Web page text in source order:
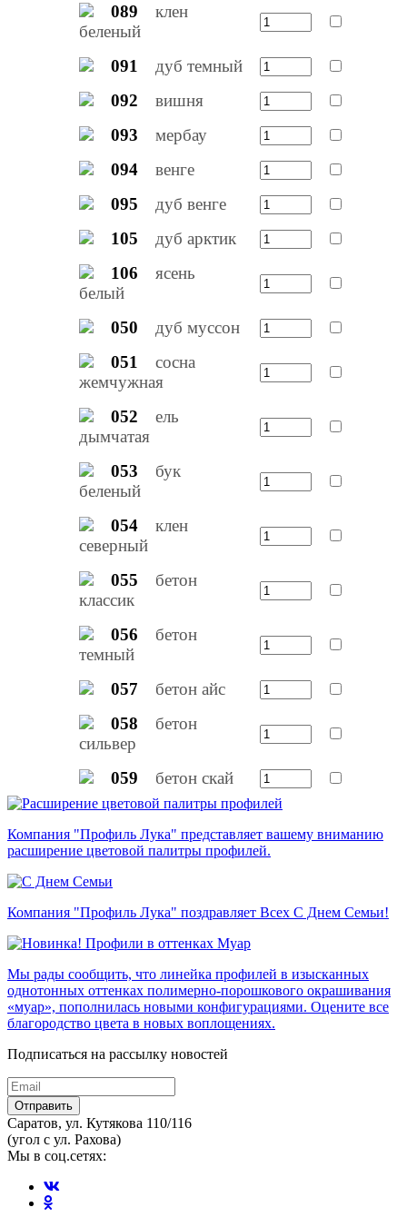
089
клен
беленый
091
дуб темный
092
вишня
093
мербау
094
венге
095
дуб венге
105
дуб арктик
106
ясень
белый
050
дуб муссон
051
сосна
жемчужная
052
ель
дымчатая
053
бук
беленый
054
клен
северный
055
бетон
классик
056
бетон
темный
057
бетон айс
058
бетон
сильвер
059
бетон скай
Компания "Профиль Лука" представляет вашему вниманию
расширение цветовой палитры профилей.
Компания "Профиль Лука" поздравляет Всех С Днем Семьи!
Мы рады сообщить, что линейка профилей в изысканных
однотонных оттенках полимерно-порошкового окрашивания
«муар», пополнилась новыми конфигурациями. Оцените все
благородство цвета в новых воплощениях.
Подписаться на рассылку новостей
Отправить
Саратов, ул. Кутякова 110/116
(угол с ул. Рахова)
Мы в соц.сетях: